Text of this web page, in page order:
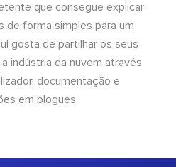
que consegue explicar
de forma simples para um
gosta de partilhar os seus
indústria da nuvem através
documentação e
em blogues.